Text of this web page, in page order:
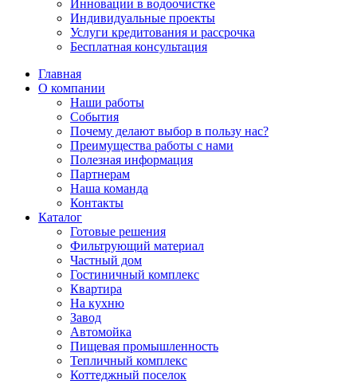
Инновации в водоочистке
Индивидуальные проекты
Услуги кредитования и рассрочка
Бесплатная консультация
Главная
О компании
Наши работы
События
Почему делают выбор в пользу нас?
Преимущества работы с нами
Полезная информация
Партнерам
Наша команда
Контакты
Каталог
Готовые решения
Фильтрующий материал
Частный дом
Гостиничный комплекс
Квартира
На кухню
Завод
Автомойка
Пищевая промышленность
Тепличный комплекс
Коттеджный поселок